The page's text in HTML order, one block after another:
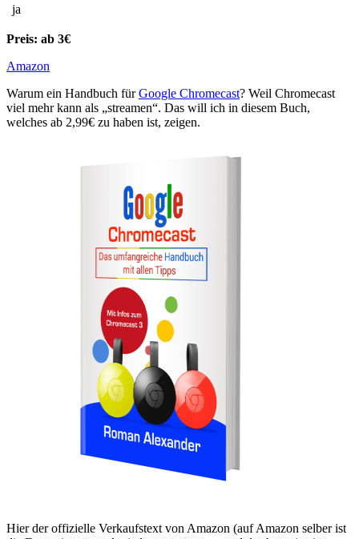
ja
Preis: ab 3€
Amazon
Warum ein Handbuch fürGoogle Chromecast? Weil Chromecast
viel mehr kann als „streamen“. Das will ich in diesem Buch,
welches ab 2,99€ zu haben ist, zeigen.
Hier der offizielle Verkaufstext von Amazon (auf Amazon selber ist